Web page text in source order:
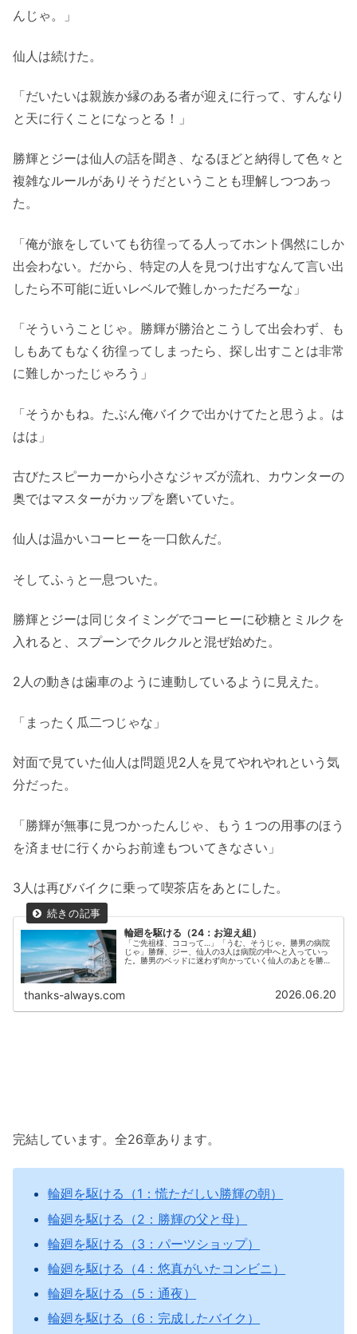
んじゃ。」
仙人は続けた。
「だいたいは親族か縁のある者が迎えに行って、すんなり
と天に行くことになっとる！」
勝輝とジーは仙人の話を聞き、なるほどと納得して色々と
複雑なルールがありそうだということも理解しつつあっ
た。
「俺が旅をしていても彷徨ってる人ってホント偶然にしか
出会わない。だから、特定の人を見つけ出すなんて言い出
したら不可能に近いレベルで難しかっただろーな」
「そういうことじゃ。勝輝が勝治とこうして出会わず、も
しもあてもなく彷徨ってしまったら、探し出すことは非常
に難しかったじゃろう」
「そうかもね。たぶん俺バイクで出かけてたと思うよ。は
はは」
古びたスピーカーから小さなジャズが流れ、カウンターの
奥ではマスターがカップを磨いていた。
仙人は温かいコーヒーを一口飲んだ。
そしてふぅと一息ついた。
勝輝とジーは同じタイミングでコーヒーに砂糖とミルクを
入れると、スプーンでクルクルと混ぜ始めた。
2人の動きは歯車のように連動しているように見えた。
「まったく瓜二つじゃな」
対面で見ていた仙人は問題児2人を見てやれやれという気
分だった。
「勝輝が無事に見つかったんじゃ、もう１つの用事のほう
を済ませに行くからお前達もついてきなさい」
3人は再びバイクに乗って喫茶店をあとにした。
輪廻を駆ける（24：お迎え組）
「ご先祖様、ココって…」「うむ、そうじゃ。勝男の病院
じゃ」勝輝、ジー、仙人の3人は病院の中へと入っていっ
た。勝男のベッドに迷わず向かっていく仙人のあとを勝輝
thanks-always.com 2026.06.20
完結しています。全26章あります。
輪廻を駆ける（1：慌ただしい勝輝の朝）
輪廻を駆ける（2：勝輝の父と母）
輪廻を駆ける（3：パーツショップ）
輪廻を駆ける（4：悠真がいたコンビニ）
輪廻を駆ける（5：通夜）
輪廻を駆ける（6：完成したバイク）